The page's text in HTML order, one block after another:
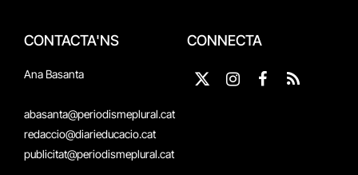
CONTACTA'NS
Ana Basanta
abasanta@periodismeplural.cat
redaccio@diarieducacio.cat
publicitat@periodismeplural.cat
CONNECTA
X
Instagram
Facebook
RSS